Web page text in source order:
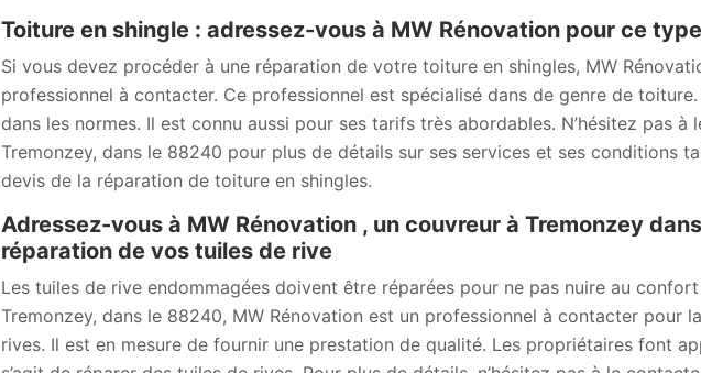
Toiture en shingle : adressez-vous à MW Rénovation pour ce
Si vous devez procéder à une réparation de votre toiture en shingles, MW
professionnel à contacter. Ce professionnel est spécialisé dans de genre de
dans les normes. Il est connu aussi pour ses tarifs très abordables. N’hésitez pas à
Tremonzey, dans le 88240 pour plus de détails sur ses services et ses conditions
devis de la réparation de toiture en shingles.
Adressez-vous à MW Rénovation , un couvreur à Tremonzey
réparation de vos tuiles de rive
Les tuiles de rive endommagées doivent être réparées pour ne pas nuire au
Tremonzey, dans le 88240, MW Rénovation est un professionnel à contacter pour
rives. Il est en mesure de fournir une prestation de qualité. Les propriétaires font